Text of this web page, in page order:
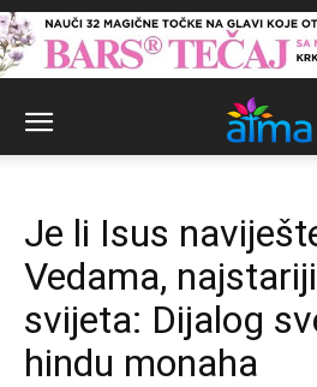
Je li Isus
Vedama,
svijeta: Dijalog
hindu monaha